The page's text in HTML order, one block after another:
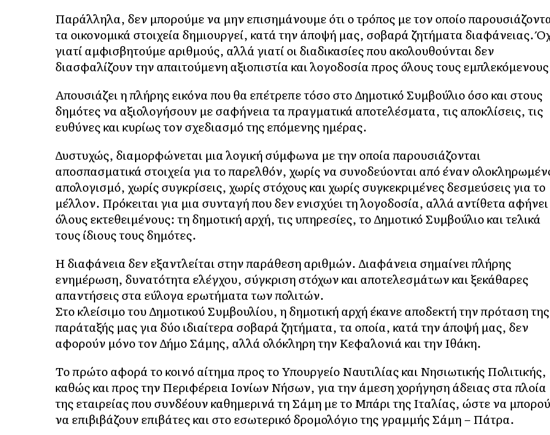
Παράλληλα, δεν μπορούμε να μην επισημάνουμε ότι ο τρόπος με τον οποίο
τα οικονομικά στοιχεία δημιουργεί, κατά την άποψή μας, σοβαρά ζητήματα διαφάνειας.
γιατί αμφισβητούμε αριθμούς, αλλά γιατί οι διαδικασίες που ακολουθούνται δεν
διασφαλίζουν την απαιτούμενη αξιοπιστία και λογοδοσία προς όλους τους
Απουσιάζει η πλήρης εικόνα που θα επέτρεπε τόσο στο Δημοτικό Συμβούλιο όσο και στους
δημότες να αξιολογήσουν με σαφήνεια τα πραγματικά αποτελέσματα, τις αποκλίσεις, τις
ευθύνες και κυρίως τον σχεδιασμό της επόμενης ημέρας.
Δυστυχώς, διαμορφώνεται μια λογική σύμφωνα με την οποία παρουσιάζονται
αποσπασματικά στοιχεία για το παρελθόν, χωρίς να συνοδεύονται από έναν
απολογισμό, χωρίς συγκρίσεις, χωρίς στόχους και χωρίς συγκεκριμένες δεσμεύσεις για το
μέλλον. Πρόκειται για μια συνταγή που δεν ενισχύει τη λογοδοσία, αλλά αντίθετα αφήνει
όλους εκτεθειμένους: τη δημοτική αρχή, τις υπηρεσίες, το Δημοτικό Συμβούλιο και τελικά
τους ίδιους τους δημότες.
Η διαφάνεια δεν εξαντλείται στην παράθεση αριθμών. Διαφάνεια σημαίνει πλήρης
ενημέρωση, δυνατότητα ελέγχου, σύγκριση στόχων και αποτελεσμάτων και ξεκάθαρες
απαντήσεις στα εύλογα ερωτήματα των πολιτών.
Στο κλείσιμο του Δημοτικού Συμβουλίου, η δημοτική αρχή έκανε αποδεκτή την πρόταση της
παράταξής μας για δύο ιδιαίτερα σοβαρά ζητήματα, τα οποία, κατά την άποψή μας, δεν
αφορούν μόνο τον Δήμο Σάμης, αλλά ολόκληρη την Κεφαλονιά και την Ιθάκη.
Το πρώτο αφορά το κοινό αίτημα προς το Υπουργείο Ναυτιλίας και Νησιωτικής Πολιτικής,
καθώς και προς την Περιφέρεια Ιονίων Νήσων, για την άμεση χορήγηση άδειας στα πλοία
της εταιρείας που συνδέουν καθημερινά τη Σάμη με το Μπάρι της Ιταλίας, ώστε να
να επιβιβάζουν επιβάτες και στο εσωτερικό δρομολόγιο της γραμμής Σάμη – Πάτρα.